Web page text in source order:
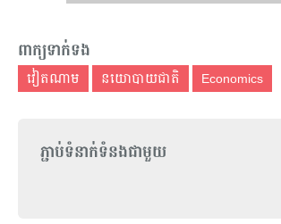
ពាក្យទាក់ទង
វៀតណាម នយោបាយជាតិ Economics
ភ្ជាប់ទំនាក់ទំនងជាមួយ